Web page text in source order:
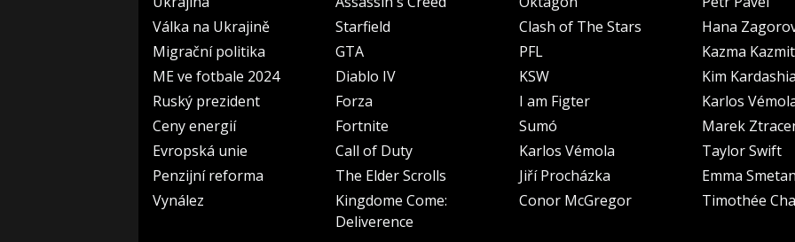
Válka na Ukrajině
Migrační politika
ME ve fotbale 2024
Ruský prezident
Ceny energií
Evropská unie
Penzijní reforma
Vynález
Starfield
GTA
Diablo IV
Forza
Fortnite
Call of Duty
The Elder Scrolls
Kingdome Come:
Deliverence
Clash of The Stars
PFL
KSW
I am Figter
Sumó
Karlos Vémola
Jiří Procházka
Conor McGregor
Hana
Kazma
Kim
Karlos
Marek
Taylor Swift
Emma
Timothée